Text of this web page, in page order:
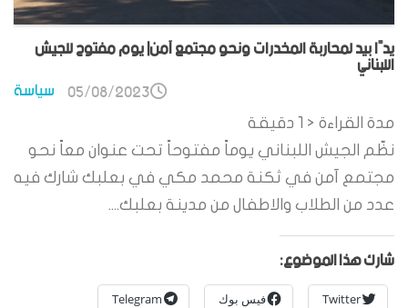
يدًا بيد لمحاربة المخدرات ونحو مجتمع آمن| يوم مفتوح للجيش
اللبناني
سياسة 05/08/2023
مدة القراءة < 1
دقيقة
نظّم الجيش اللبناني يوماً مفتوحاً تحت عنوان معاً نحو
مجتمع آمن في ثكنة محمد مكي في بعلبك شارك فيه
عدد من الطلاب والاطفال من مدينة بعلبك....
شارك هذا الموضوع:
Twitter فيس بوك Telegram